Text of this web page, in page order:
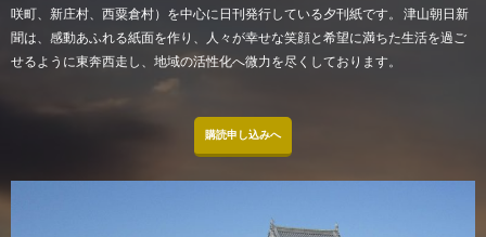
咲町、新庄村、西粟倉村）を中心に日刊発行している夕刊紙です。 津山朝日新
聞は、感動あふれる紙面を作り、人々が幸せな笑顔と希望に満ちた生活を過ご
せるように東奔西走し、地域の活性化へ微力を尽くしております。
購読申し込みへ